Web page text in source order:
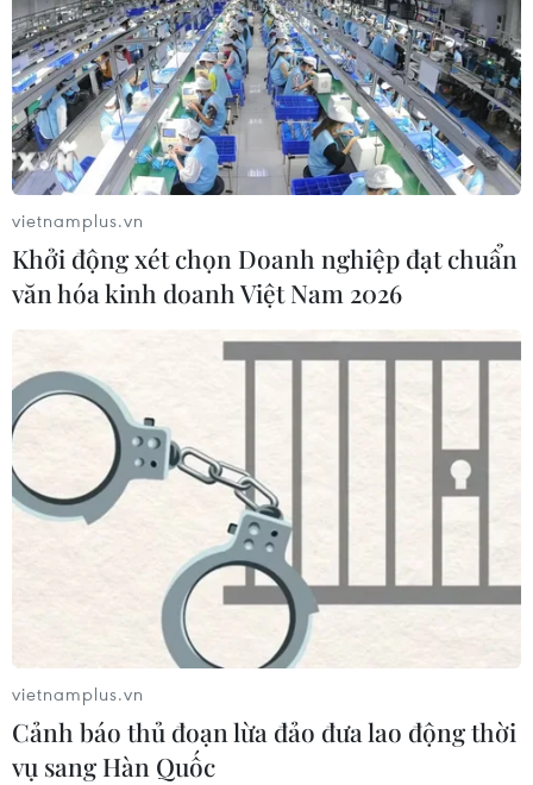
vietnamplus.vn
Khởi động xét chọn Doanh nghiệp đạt chuẩn
văn hóa kinh doanh Việt Nam 2026
vietnamplus.vn
Cảnh báo thủ đoạn lừa đảo đưa lao động thời
vụ sang Hàn Quốc